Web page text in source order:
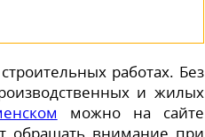
работах. Без
и жилых
можно на сайте